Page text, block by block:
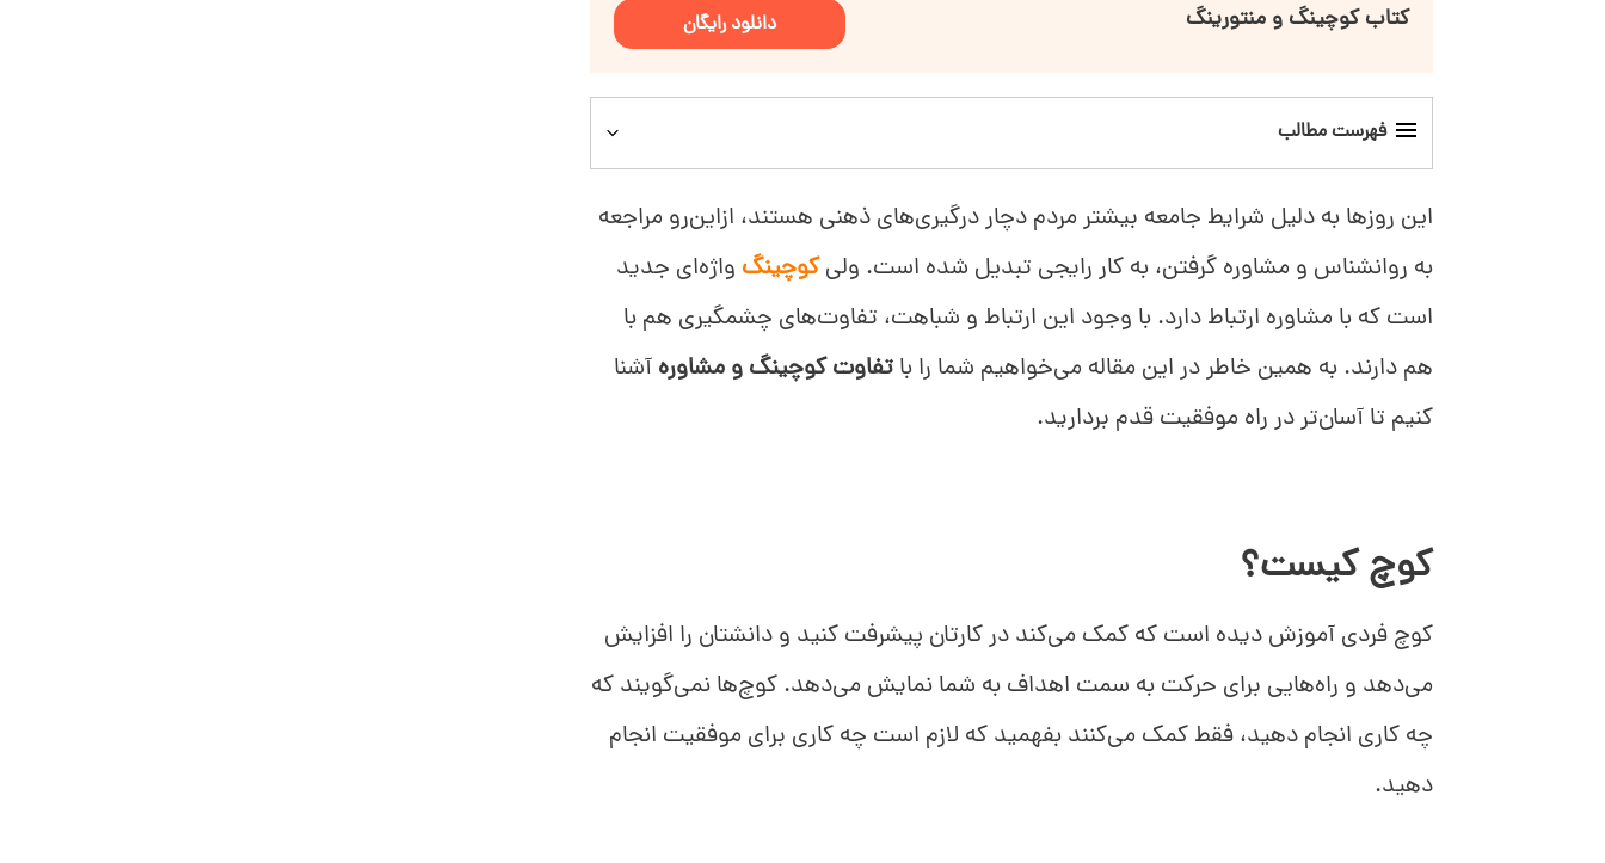
کتاب کوچینگ و منتورینگ دانلود رایگان
فهرست مطالب
مشاور چه کسی است؟
شباهت مشاوره و کوچینگ
تفاوت کوچینگ و مشاوره
این روزها به دلیل شرایط جامعه بیشتر مردم دچار درگیری‌های ذهنی هستند، ازاین‌رو مراجعه
به روانشناس و مشاوره گرفتن، به کار رایجی تبدیل شده است. ولیکوچینگ واژه‌ای جدید
است که با مشاوره ارتباط دارد. با وجود این ارتباط و شباهت، تفاوت‌های چشمگیری هم با
هم دارند. به همین خاطر در این مقاله می‌خواهیم شما را با تفاوت کوچینگ و مشاوره آشنا
کنیم تا آسان‌تر در راه موفقیت قدم بردارید.
کوچ کیست؟
کوچ فردی آموزش دیده است که کمک می‌کند در کارتان پیشرفت کنید و دانشتان را افزایش
می‌دهد و راه‌هایی برای حرکت به سمت اهداف به شما نمایش می‌دهد. کوچ‌ها نمی‌گویند که
چه کاری انجام دهید، فقط کمک می‌کنند بفهمید که لازم است چه کاری برای موفقیت انجام
دهید.